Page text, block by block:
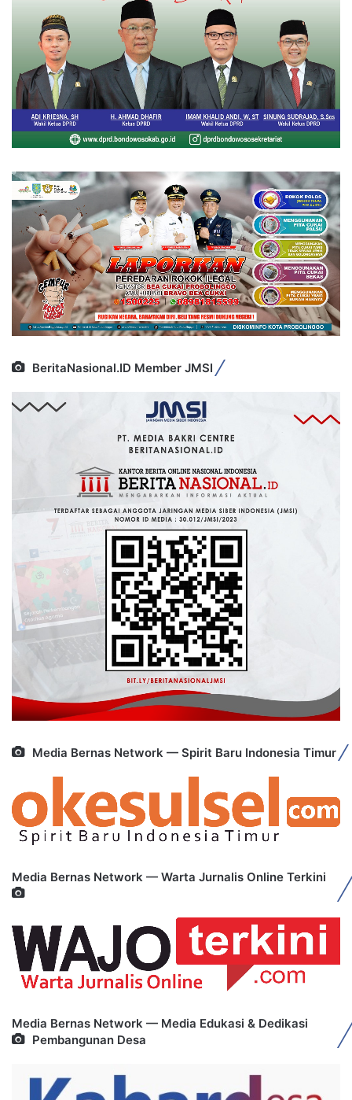
BeritaNasional.ID Member JMSI
Media Bernas Network — Spirit Baru Indonesia Timur
Media Bernas Network — Warta Jurnalis Online Terkini
Media Bernas Network — Media Edukasi & Dedikasi
Pembangunan Desa